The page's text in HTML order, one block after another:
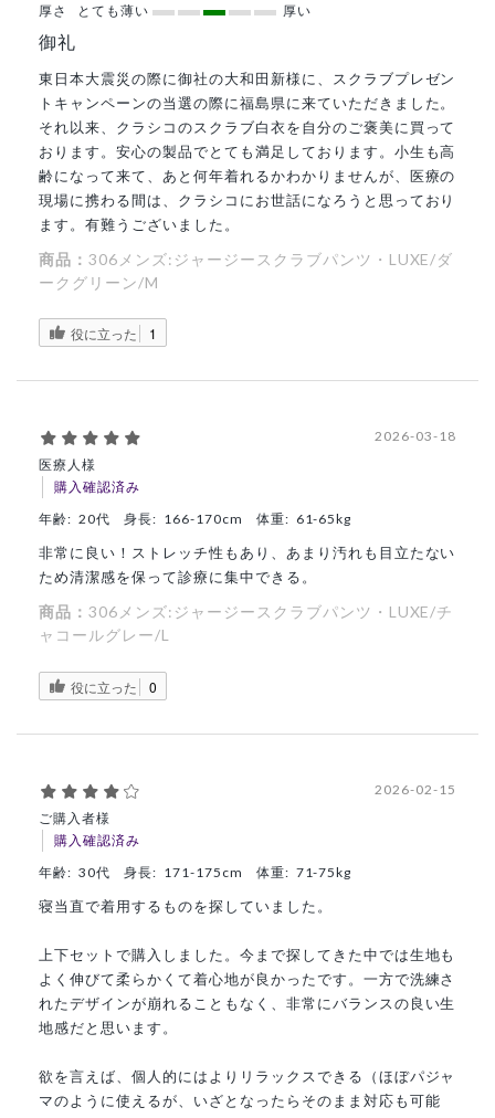
厚さ
とても薄い 厚い
御礼
東日本大震災の際に御社の大和田新様に、スクラブプレゼン
トキャンペーンの当選の際に福島県に来ていただきました。
それ以来、クラシコのスクラブ白衣を自分のご褒美に買って
おります。安心の製品でとても満足しております。小生も高
齢になって来て、あと何年着れるかわかりませんが、医療の
現場に携わる間は、クラシコにお世話になろうと思っており
ます。有難うございました。
商品： 306メンズ:ジャージースクラブパンツ・LUXE/ダ
ークグリーン/M
役に立った 1
医療人様
購入確認済み
2026-03-18
年齢: 20代 身長: 166-170cm 体重: 61-65kg
非常に良い！ストレッチ性もあり、あまり汚れも目立たない
ため清潔感を保って診療に集中できる。
商品： 306メンズ:ジャージースクラブパンツ・LUXE/チ
ャコールグレー/L
役に立った 0
ご購入者様
購入確認済み
2026-02-15
年齢: 30代 身長: 171-175cm 体重: 71-75kg
寝当直で着用するものを探していました。
上下セットで購入しました。今まで探してきた中では生地も
よく伸びて柔らかくて着心地が良かったです。一方で洗練さ
れたデザインが崩れることもなく、非常にバランスの良い生
地感だと思います。
欲を言えば、個人的にはよりリラックスできる（ほぼパジャ
マのように使えるが、いざとなったらそのまま対応も可能